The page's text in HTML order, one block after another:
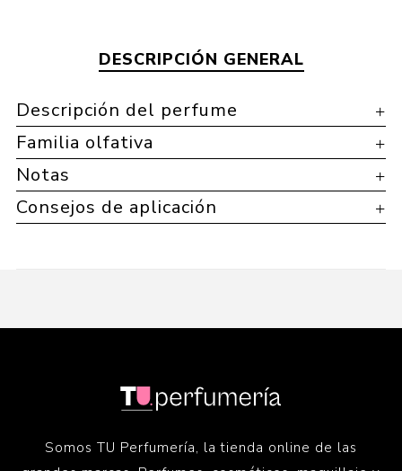
DESCRIPCIÓN GENERAL
Descripción del perfume
Familia olfativa
Notas
Consejos de aplicación
Somos TU Perfumería, la tienda online de las